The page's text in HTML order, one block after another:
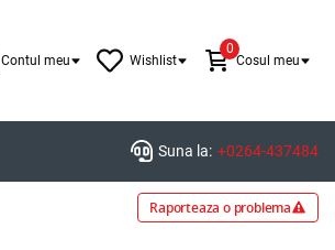
Contul meu Wishlist
0
Cosul meu
Suna la: +0264-437484
Raporteaza o problema